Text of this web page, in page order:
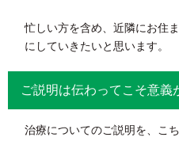
忙しい方を含め、近隣にお住
にしていきたいと思います。
ご説明は伝わってこそ意義
治療についてのご説明を、こ